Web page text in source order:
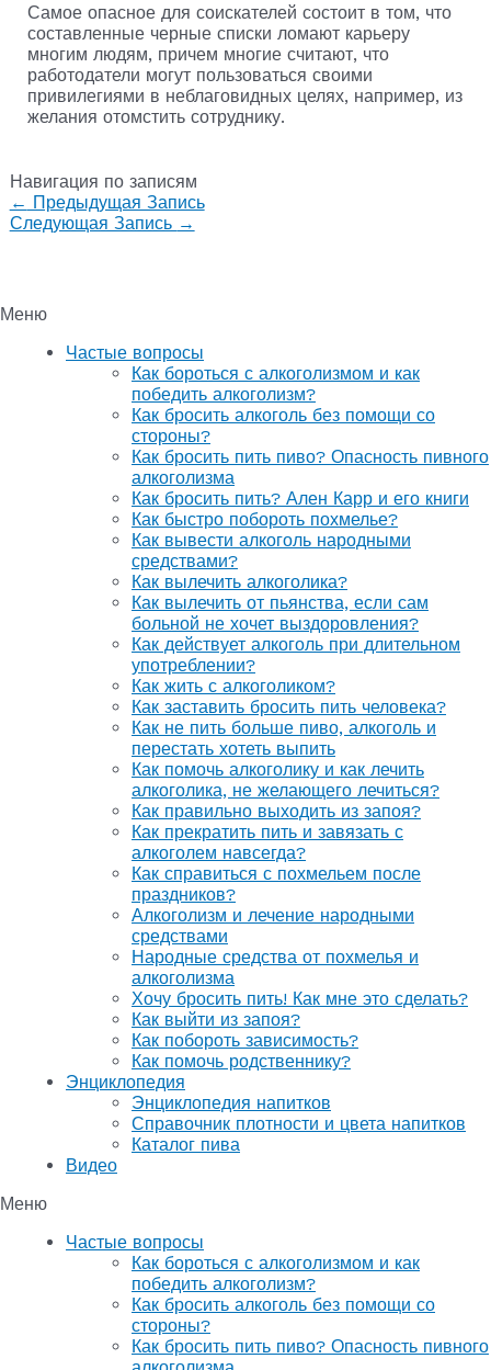
Самое опасное для соискателей состоит в том, что
составленные черные списки ломают карьеру
многим людям, причем многие считают, что
работодатели могут пользоваться своими
привилегиями в неблаговидных целях, например, из
желания отомстить сотруднику.
Навигация по записям
← Предыдущая Запись
Следующая Запись →
Меню
Частые вопросы
Как бороться с алкоголизмом и как
победить алкоголизм?
Как бросить алкоголь без помощи со
стороны?
Как бросить пить пиво? Опасность пивного
алкоголизма
Как бросить пить? Ален Карр и его книги
Как быстро побороть похмелье?
Как вывести алкоголь народными
средствами?
Как вылечить алкоголика?
Как вылечить от пьянства, если сам
больной не хочет выздоровления?
Как действует алкоголь при длительном
употреблении?
Как жить с алкоголиком?
Как заставить бросить пить человека?
Как не пить больше пиво, алкоголь и
перестать хотеть выпить
Как помочь алкоголику и как лечить
алкоголика, не желающего лечиться?
Как правильно выходить из запоя?
Как прекратить пить и завязать с
алкоголем навсегда?
Как справиться с похмельем после
праздников?
Алкоголизм и лечение народными
средствами
Народные средства от похмелья и
алкоголизма
Хочу бросить пить! Как мне это сделать?
Как выйти из запоя?
Как побороть зависимость?
Как помочь родственнику?
Энциклопедия
Энциклопедия напитков
Справочник плотности и цвета напитков
Каталог пива
Видео
Меню
Частые вопросы
Как бороться с алкоголизмом и как
победить алкоголизм?
Как бросить алкоголь без помощи со
стороны?
Как бросить пить пиво? Опасность пивного